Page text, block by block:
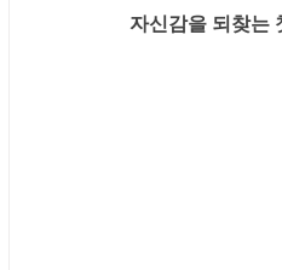
자신감을 되찾는